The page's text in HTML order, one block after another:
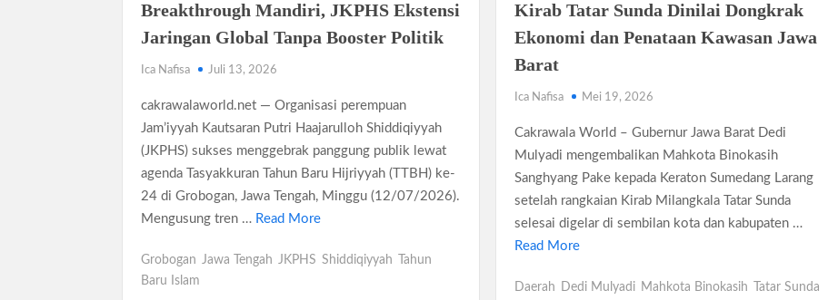
TPPU Emas 74 Kg Febrie Adriansyah, Kejagung Periksa 3 Saksi Baru
Harga Tiket Kanye West Jakarta 2026 Mulai Rp1,875 Juta, Ini Detail Kategori
Australia Dukung Transformasi Layanan Kesehatan Primer Indonesia Lewat Riset
Harga Galaxy Z Fold 8 Naik hingga Rp9 Juta, Samsung Ungkap Alasannya
Breakthrough Mandiri, JKPHS Ekstensi
Jaringan Global Tanpa Booster Politik
Ica Nafisa Juli 13, 2026
cakrawalaworld.net — Organisasi perempuan
Jam’iyyah Kautsaran Putri Haajarulloh Shiddiqiyyah
(JKPHS) sukses menggebrak panggung publik lewat
agenda Tasyakkuran Tahun Baru Hijriyyah (TTBH) ke-
24 di Grobogan, Jawa Tengah, Minggu (12/07/2026).
Mengusung tren … Read More
Grobogan Jawa Tengah JKPHS Shiddiqiyyah
Tahun
Baru Islam
Kirab Tatar Sunda Dinilai Dongkrak
Ekonomi dan Penataan Kawasan Jawa
Barat
Ica Nafisa Mei 19, 2026
Cakrawala World – Gubernur Jawa Barat Dedi
Mulyadi mengembalikan Mahkota Binokasih
Sanghyang Pake kepada Keraton Sumedang Larang
setelah rangkaian Kirab Milangkala Tatar Sunda
selesai digelar di sembilan kota dan kabupaten …
Read More
Daerah Dedi Mulyadi Mahkota Binokasih Tatar Sunda